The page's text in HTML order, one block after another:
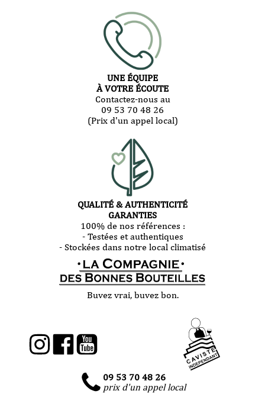
UNE ÉQUIPE
À VOTRE ÉCOUTE
Contactez-nous au
09 53 70 48 26
(Prix d'un appel local)
QUALITÉ & AUTHENTICITÉ
GARANTIES
100% de nos références :
- Testées et authentiques
- Stockées dans notre local climatisé
Buvez vrai, buvez bon.
09 53 70 48 26
prix d'un appel local